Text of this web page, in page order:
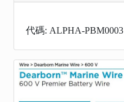
代碼: ALPHA-PBM0003